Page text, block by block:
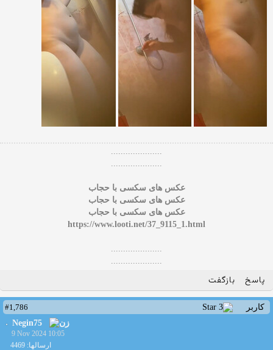
.....................
.....................
عکس های سکسی با حجاب
عکس های سکسی با حجاب
عکس های سکسی با حجاب
https://www.looti.net/37_9115_1.html
.....................
.....................
پاسخ بازگفت
کاربر
#1,786
Negin75
9 Nov 2024 10:05
ارسالها: 4469